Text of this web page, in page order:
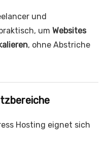
und
um Websites
, ohne Abstriche
Hosting eignet sich